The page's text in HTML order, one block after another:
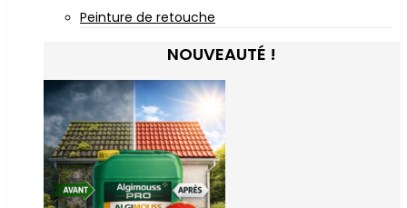
Peinture de retouche
NOUVEAUTÉ !